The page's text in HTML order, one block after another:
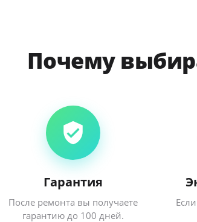
Почему
Гарантия
После ремонта вы получаете
гарантию до 100 дней.